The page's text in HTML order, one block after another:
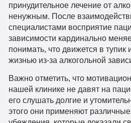
принудительное лечение от
ненужным. После
специалистами восприятие
зависимости кардинально
понимать, что движется в тупик
жизнью из-за алкогольной
Важно отметить, что
нашей клинике не давят на
его слушать долгие и
этого они применяют